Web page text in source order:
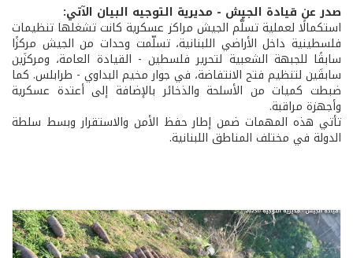
صدر عن قيادة الجيش - مديرية التوجيه البيان الآتي:
استكمالًا لعملية تسلُّم الجيش مراكز عسكرية كانت تشغلها تنظيمات
فلسطينية داخل الأراضي اللبنانية، تسلّمت وحدات من الجيش مركزًا
سابقًا للجبهة الشعبية لتحرير فلسطين - القيادة العامة، ومركزَين
سابقَين لتنظيم فتح الانتفاضة، في جوار مخيم البداوي - طرابلس. كما
ضبطت كميات من الأسلحة والذخائر بالإضافة إلى أعتدة عسكرية
وأجهزة مراقبة.
تأتي هذه المهمات ضمن إطار حفظ الأمن والاستقرار وبسط سلطة
الدولة في مختلف المناطق اللبنانية.